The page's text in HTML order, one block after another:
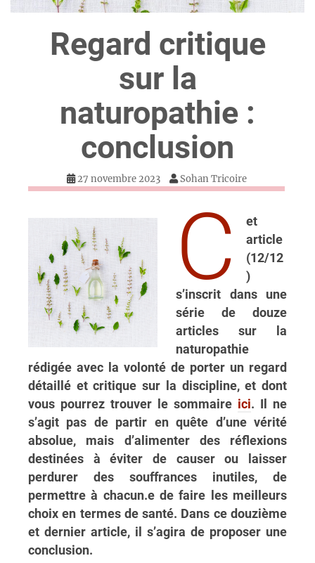
Regard critique
sur la
naturopathie :
conclusion
27 novembre 2023 Sohan Tricoire
c
et
article
(12/12
)
s’inscrit dans une
série de douze
articles sur la
naturopathie
rédigée avec la volonté de porter un regard
détaillé et critique sur la discipline, et dont
vous pourrez trouver le sommaire ici. Il ne
s’agit pas de partir en quête d’une vérité
absolue, mais d’alimenter des réflexions
destinées à éviter de causer ou laisser
perdurer des souffrances inutiles, de
permettre à chacun.e de faire les meilleurs
choix en termes de santé. Dans ce douzième
et dernier article, il s’agira de proposer une
conclusion.